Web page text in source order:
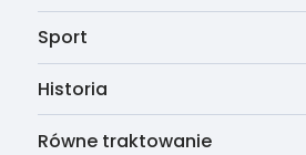
Sport
Historia
Równe traktowanie